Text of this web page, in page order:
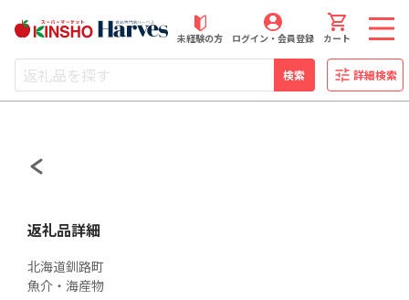
近商ストアふるさと納税
未経験の方 ログイン・会員登録 カート
検索 詳細検索
返礼品詳細
北海道釧路町
魚介・海産物